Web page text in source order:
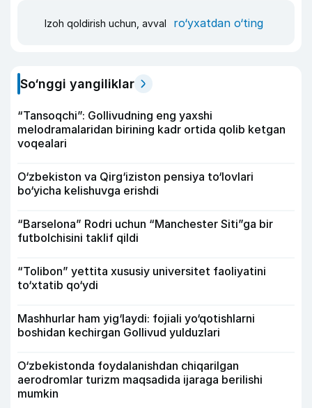
Izoh qoldirish uchun, avval ro‘yxatdan o‘ting
So‘nggi yangiliklar
“Tansoqchi”: Gollivudning eng yaxshi
melodramalaridan birining kadr ortida qolib ketgan
voqealari
O‘zbekiston va Qirg‘iziston pensiya to‘lovlari
bo‘yicha kelishuvga erishdi
“Barselona” Rodri uchun “Manchester Siti”ga bir
futbolchisini taklif qildi
“Tolibon” yettita xususiy universitet faoliyatini
to‘xtatib qo‘ydi
Mashhurlar ham yig‘laydi: fojiali yo‘qotishlarni
boshidan kechirgan Gollivud yulduzlari
O‘zbekistonda foydalanishdan chiqarilgan
aerodromlar turizm maqsadida ijaraga berilishi
mumkin